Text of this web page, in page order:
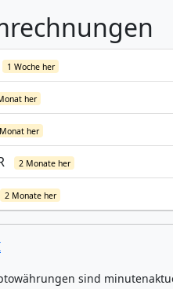
1 Woche her
her
her
2 Monate her
2 Monate her
sind